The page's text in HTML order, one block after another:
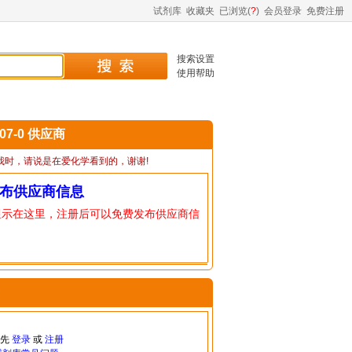
试剂库 收藏夹 已浏览(?) 会员登录 免费注册
搜索设置
使用帮助
0 供应商
时，请说是在爱化学看到的，谢谢!
供应商信息
在这里，注册后可以免费发布供应商信
登录或 注册